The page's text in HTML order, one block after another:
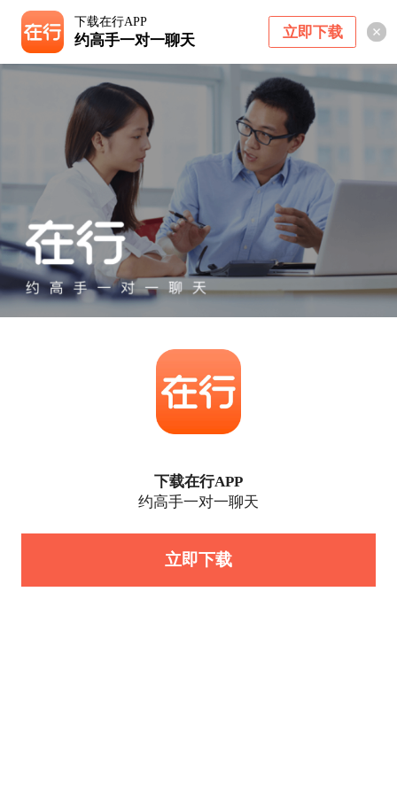
下载在行APP
约高手一对一聊天 立即下载
下载在行APP
约高手一对一聊天
立即下载